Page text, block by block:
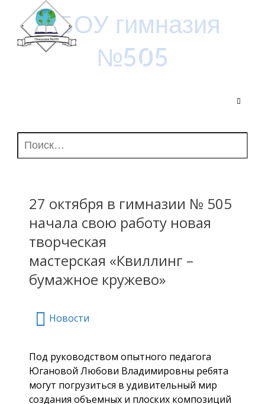
ГБОУ гимназия
№505
Найти:
27 октября в гимназии № 505
начала свою работу новая
творческая
мастерская «Квиллинг –
бумажное кружево»
Новости
Под руководством опытного педагога
Югановой Любови Владимировны ребята
могут погрузиться в удивительный мир
создания объемных и плоских композиций